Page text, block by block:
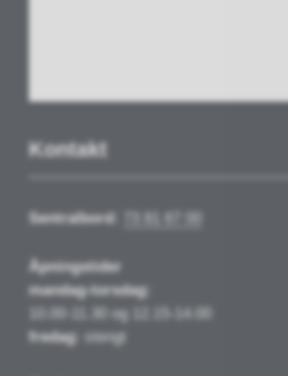
Kontakt
Sentralbord:
Åpningstider
mandag-torsdag:
10.00-11.30 og 12.15-14.00
fredag:
stengt